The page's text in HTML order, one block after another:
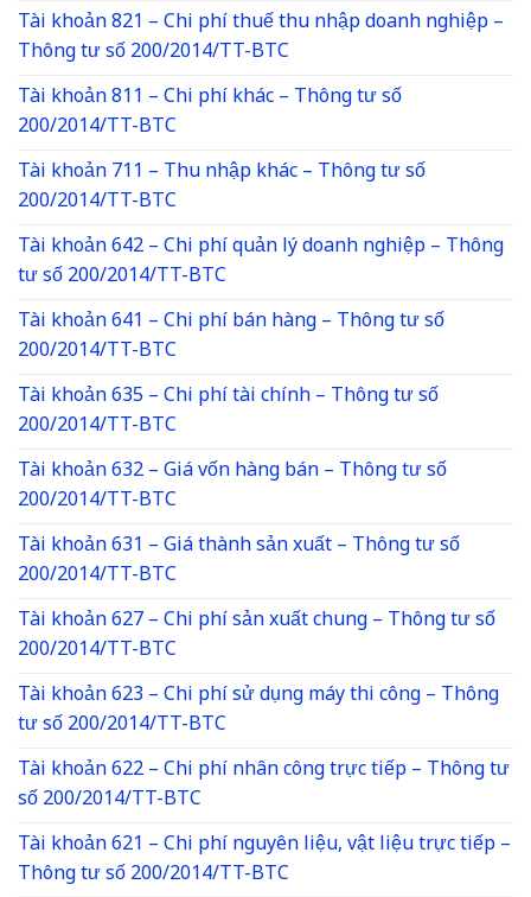
Tài khoản 821 – Chi phí thuế thu nhập doanh nghiệp –
Thông tư số 200/2014/TT-BTC
Tài khoản 811 – Chi phí khác – Thông tư số
200/2014/TT-BTC
Tài khoản 711 – Thu nhập khác – Thông tư số
200/2014/TT-BTC
Tài khoản 642 – Chi phí quản lý doanh nghiệp – Thông
tư số 200/2014/TT-BTC
Tài khoản 641 – Chi phí bán hàng – Thông tư số
200/2014/TT-BTC
Tài khoản 635 – Chi phí tài chính – Thông tư số
200/2014/TT-BTC
Tài khoản 632 – Giá vốn hàng bán – Thông tư số
200/2014/TT-BTC
Tài khoản 631 – Giá thành sản xuất – Thông tư số
200/2014/TT-BTC
Tài khoản 627 – Chi phí sản xuất chung – Thông tư số
200/2014/TT-BTC
Tài khoản 623 – Chi phí sử dụng máy thi công – Thông
tư số 200/2014/TT-BTC
Tài khoản 622 – Chi phí nhân công trực tiếp – Thông tư
số 200/2014/TT-BTC
Tài khoản 621 – Chi phí nguyên liệu, vật liệu trực tiếp –
Thông tư số 200/2014/TT-BTC